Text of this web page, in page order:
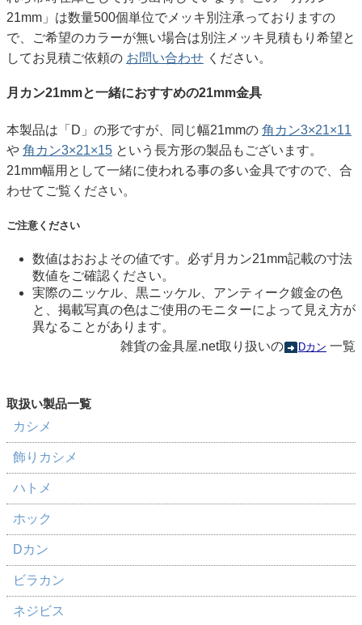
21mm」は数量500個単位でメッキ別注承っておりますの
で、ご希望のカラーが無い場合は別注メッキ見積もり希望と
してお見積ご依頼の お問い合わせ ください。
月カン21mmと一緒におすすめの21mm金具
本製品は「D」の形ですが、同じ幅21mmの 角カン3×21×11
や 角カン3×21×15 という長方形の製品もございます。
21mm幅用として一緒に使われる事の多い金具ですので、合
わせてご覧ください。
ご注意ください
数値はおおよその値です。必ず月カン21mm記載の寸法
数値をご確認ください。
実際のニッケル、黒ニッケル、アンティーク鍍金の色
と、掲載写真の色はご使用のモニターによって見え方が
異なることがあります。
雑貨の金具屋.net取り扱いの
Dカン 一覧
カシメ
飾りカシメ
ハトメ
ホック
Dカン
ビラカン
ネジビス